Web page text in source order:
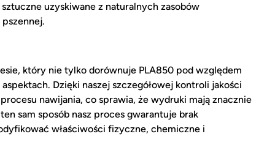
uzyskiwane z naturalnych zasobów
który nie tylko dorównuje PLA850 pod względem
Dzięki naszej szczegółowej kontroli jakości
nawijania, co sprawia, że wydruki mają znacznie
sam sposób nasz proces gwarantuje brak
właściwości fizyczne, chemiczne i